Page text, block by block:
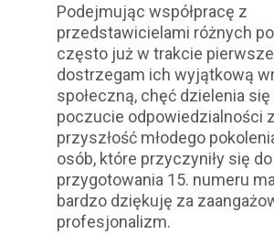
Podejmując współpracę z
przedstawicielami różnych
często już w trakcie
dostrzegam ich wyjątkową
społeczną, chęć dzielenia
poczucie odpowiedzialności
przyszłość młodego
osób, które przyczyniły się do
przygotowania 15. numeru
bardzo dziękuję za
profesjonalizm.